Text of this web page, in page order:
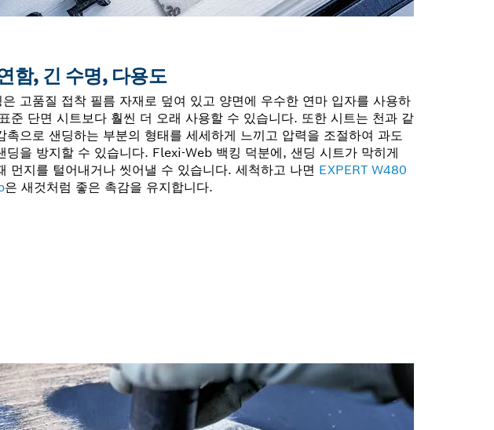
함, 긴 수명, 다용도
은 고품질 접착 필름 자재로 덮여 있고 양면에 우수한 연마 입자를 사용하
준 단면 시트보다 훨씬 더 오래 사용할 수 있습니다. 또한 시트는 천과 같
촉으로 샌딩하는 부분의 형태를 세세하게 느끼고 압력을 조절하여 과도
딩을 방지할 수 있습니다. Flexi-Web 백킹 덕분에, 샌딩 시트가 막히게
먼지를 털어내거나 씻어낼 수 있습니다. 세척하고 나면 EXPERT W480
은 새것처럼 좋은 촉감을 유지합니다.